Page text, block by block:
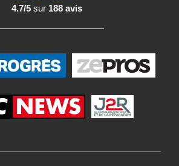
4.7/5sur 188 avis